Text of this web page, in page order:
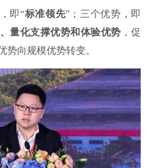
即“标准领先”；三个优势，即
量化支撑优势和体验优势 ，促
势向规模优势转变。